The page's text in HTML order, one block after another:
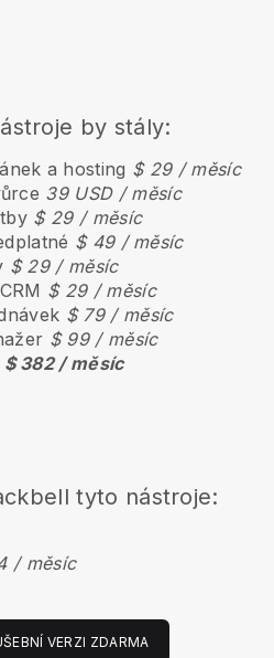
by stály:
a hosting $ 29 / měsíc
39 USD / měsíc
$ 29 / měsíc
$ 49 / měsíc
$ 29 / měsíc
$ 29 / měsíc
$ 79 / měsíc
$ 99 / měsíc
$ 382 / měsíc
tyto nástroje:
/ měsíc
VERZI ZDARMA